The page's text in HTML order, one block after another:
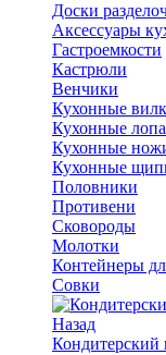
Доски
Аксессуары
Гастроемкости
Кастрюли
Венчики
Кухонные
Кухонные
Кухонные
Кухонные
Половники
Противени
Сковороды
Молотки
Контейнеры
Совки
Назад
Кондитерский